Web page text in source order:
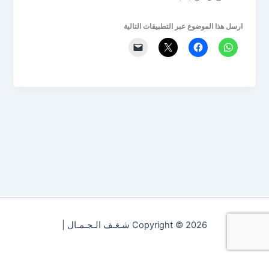
ارسل هذا الموضوع عبر التطبيقات التالية
Copyright © 2026 شـغـف الـجـمـال |